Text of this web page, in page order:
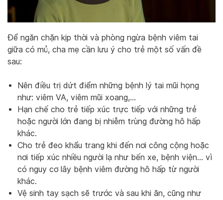
Để ngăn chặn kịp thời và phòng ngừa bệnh viêm tai
giữa có mủ, cha mẹ cần lưu ý cho trẻ một số vấn đề
sau:
Nên điều trị dứt điểm những bệnh lý tai mũi họng
như: viêm VA, viêm mũi xoang,…
Hạn chế cho trẻ tiếp xúc trực tiếp với những trẻ
hoặc người lớn đang bị nhiễm trùng đường hô hấp
khác.
Cho trẻ đeo khẩu trang khi đến nơi công cộng hoặc
nơi tiếp xúc nhiều người lạ như bến xe, bệnh viện… vì
có nguy cơ lây bệnh viêm đường hô hấp từ người
khác.
Vệ sinh tay sạch sẽ trước và sau khi ăn, cũng như